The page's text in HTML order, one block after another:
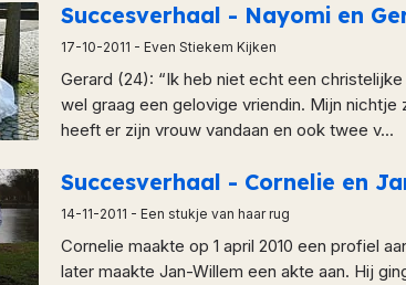
Succesverhaal - Nayomi en
17-10-2011 - Even Stiekem Kijken
Gerard (24): “Ik heb niet echt een
wel graag een gelovige vriendin. Mijn nichtje
heeft er zijn vrouw vandaan en ook twee v...
Succesverhaal - Cornelie en
14-11-2011 - Een stukje van haar rug
Cornelie maakte op 1 april 2010 een profiel
later maakte Jan-Willem een akte aan. Hij